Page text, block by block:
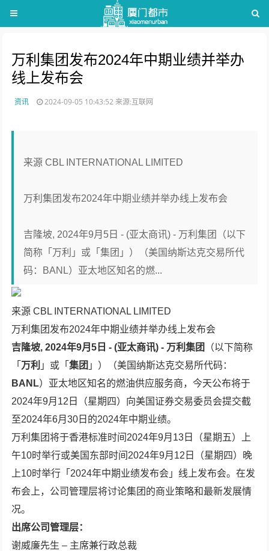
万利集团发布2024年中期业绩并举办
线上发布会
资讯 2024-09-05 10:43:52来源:互联网
来源 CBL INTERNATIONAL LIMITED
万利集团发布2024年中期业绩并举办线上发布会
吉隆坡, 2024年9月5日 - (亚太商讯) - 万利集团（以下
简称「万利」或「集团」）（美国纳斯达克交易所代
码：BANL）亚太地区知名的燃...
来源 CBL INTERNATIONAL LIMITED
万利集团发布2024年中期业绩并举办线上发布会
吉隆坡, 2024年9月5日 - (亚太商讯) - 万利集团
（以下简称
「 万利 」或「集团 」）（美国纳斯达克交易所代码：
BANL）亚太地区知名的燃油供应服务商，今天公布将于
2024年9月12日（星期四）向美国证券交易委员会提交截
至2024年6月30日的2024年中期业绩。
万利集团将于香港标准时间2024年9月13日（星期五）上
午10时举行或美国东部时间2024年9月12日（星期四）晚
上10时举行「2024年中期业绩发布会」线上发布会。在发
布会上，公司管理层将讨论集团的商业策略和最新发展情
况。
出席公司管理层：
谢威廉先生 – 主席兼行政总裁